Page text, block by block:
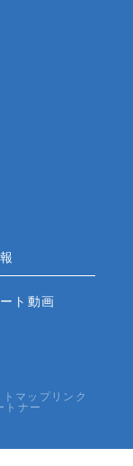
ト動画
トマップ リンク
トナー